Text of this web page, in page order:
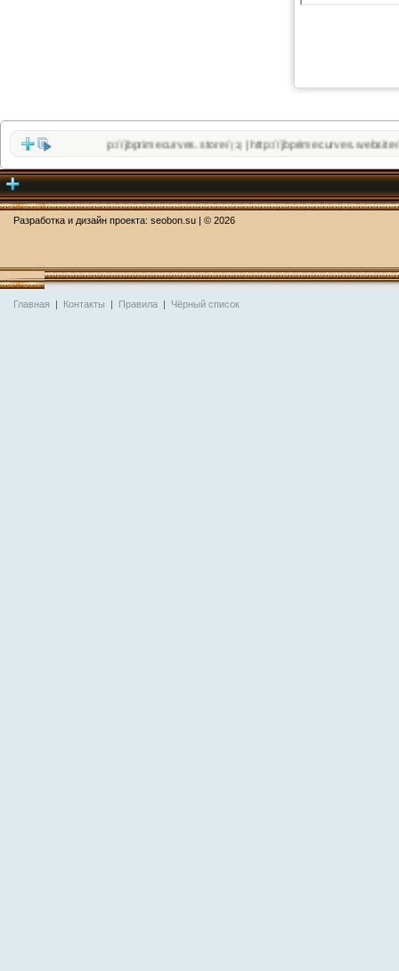
http://jbprimecurves.store/(1)| http://jbprimecurves.website/(1)
Разработка и дизайн проекта: seobon.su | © 2026
Главная | Контакты | Правила | Чёрный список